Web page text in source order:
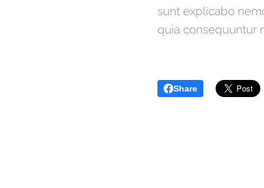
sunt explicabo
quia consequuntur
Share